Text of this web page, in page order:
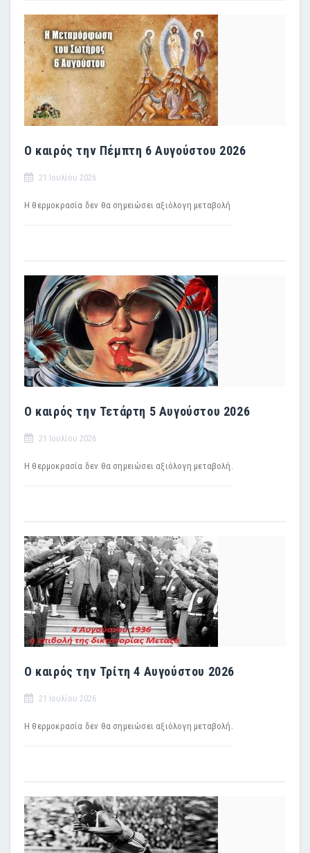
Ο καιρός την Πέμπτη 6 Αυγούστου 2026
21 Ιουλίου 2026
H θερμοκρασία δεν θα σημειώσει αξιόλογη μεταβολή
Ο καιρός την Τετάρτη 5 Αυγούστου 2026
21 Ιουλίου 2026
Η θερμοκρασία δεν θα σημειώσει αξιόλογη μεταβολή.
Ο καιρός την Τρίτη 4 Αυγούστου 2026
21 Ιουλίου 2026
Η θερμοκρασία δεν θα σημειώσει αξιόλογη μεταβολή.